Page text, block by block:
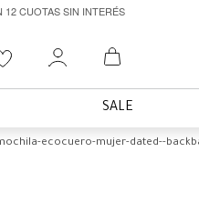
12 CUOTAS SIN INTERÉS
SALE
ecocuero-mujer-dated--